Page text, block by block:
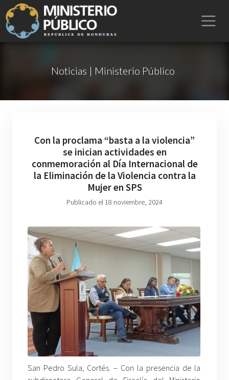
Noticias | Ministerio Público
Con la proclama “basta a la violencia”
se inician actividades en
conmemoración al Día Internacional de
la Eliminación de la Violencia contra la
Mujer en SPS
Publicado el 18 noviembre, 2024
San Pedro Sula, Cortés. – Con la presencia de la